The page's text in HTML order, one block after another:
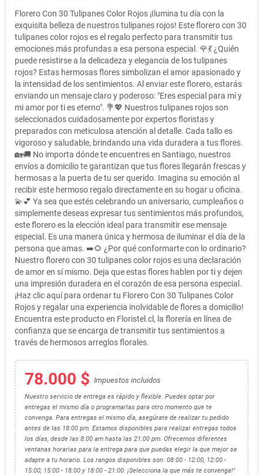
Florero Con 30 Tulipanes Color Rojos ¡Ilumina tu día con la
exquisita belleza de nuestros tulipanes rojos! Este florero con 30
tulipanes color rojos es el regalo perfecto para transmitir tus
emociones más profundas a esa persona especial. 🌹💃 ¿Quién
puede resistirse a la delicadeza y elegancia de los tulipanes
rojos? Estas hermosas flores simbolizan el amor apasionado y
la intensidad de los sentimientos. Al enviar este florero, estarás
enviando un mensaje claro y poderoso: "Eres especial para mí y
mi amor por ti es eterno". 💐💖 Nuestros tulipanes rojos son
seleccionados cuidadosamente por expertos floristas y
preparados con meticulosa atención al detalle. Cada tallo es
vigoroso y saludable, brindando una vida duradera a tus flores.
🏡🚚 No importa dónde te encuentres en Santiago, nuestros
envíos a domicilio te garantizan que tus flores llegarán frescas y
hermosas a la puerta de tu ser querido. Imagina su emoción al
recibir este hermoso regalo directamente en su hogar u oficina.
💫💕 Ya sea que estés celebrando un aniversario, cumpleaños o
simplemente deseas expresar tus sentimientos más profundos,
este florero es la elección ideal para transmitir ese mensaje
especial. Es una manera única y hermosa de iluminar el día de la
persona que amas. ➡️🌻 ¿Por qué conformarte con lo ordinario?
Nuestro florero con 30 tulipanes color rojos es una declaración
de amor en sí mismo. Deja que estas flores hablen por ti y dejen
una impresión duradera en el corazón de esa persona especial.
¡Haz clic aquí para ordenar tu Florero Con 30 Tulipanes Color
Rojos y regalar una experiencia inolvidable de flores a domicilio!
Encuentra este producto en Floristel.cl, la florería en línea de
confianza que se encarga de transmitir tus sentimientos a
través de hermosos arreglos florales.
78.000 $ Impuestos incluidos
Nuestro servicio de entrega es rápido y flexible. Puedes optar por
entregas el mismo día o programarlas para otro momento que te
convenga. Para entregas el mismo día, asegúrate de realizar tu pedido
antes de las 18:00 pm. Estamos disponibles para realizar entregas todos
los días, desde las 8:00 am hasta las 21:00 pm. Ofrecemos diferentes
ventanas horarias para la entrega para que puedas elegir la que mejor se
adapte a tu horario. Los rangos disponibles son: 08:00 - 12:00, 12:00 -
15:00, 15:00 - 18:00 y 18:00 - 21:00. ¡Selecciona la que más te convenga!"